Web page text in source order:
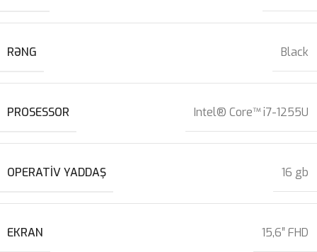
RƏNG Black
PROSESSOR Intel® Core™ i7-1255U
OPERATIV YADDAŞ 16 gb
EKRAN 15,6″ FHD